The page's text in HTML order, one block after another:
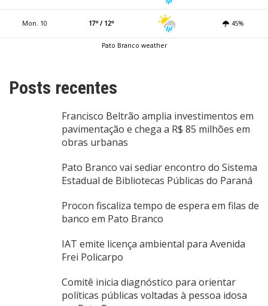
Mon. 10 17º / 12º 45%
Pato Branco weather
Posts recentes
Francisco Beltrão amplia investimentos em
pavimentação e chega a R$ 85 milhões em
obras urbanas
Pato Branco vai sediar encontro do Sistema
Estadual de Bibliotecas Públicas do Paraná
Procon fiscaliza tempo de espera em filas de
banco em Pato Branco
IAT emite licença ambiental para Avenida
Frei Policarpo
Comitê inicia diagnóstico para orientar
políticas públicas voltadas à pessoa idosa